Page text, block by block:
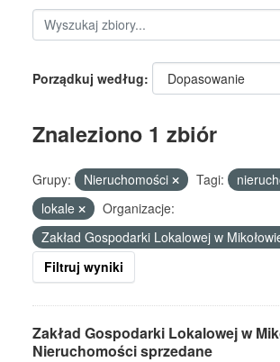
Porządkuj według
Znaleziono 1 zbiór
Grupy: Nieruchomości Tagi:
lokale
Organizacje:
Zakład Gospodarki Lokalowej w
Filtruj wyniki
Zakład Gospodarki Lokalowej w
Nieruchomości sprzedane